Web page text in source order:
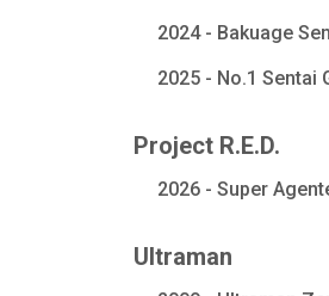
2024 - Bakuage
2025 - No.1 Sentai
Project R.E.D.
2026 - Super
Ultraman